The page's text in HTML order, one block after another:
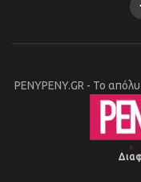
PENYPENY.GR - Το